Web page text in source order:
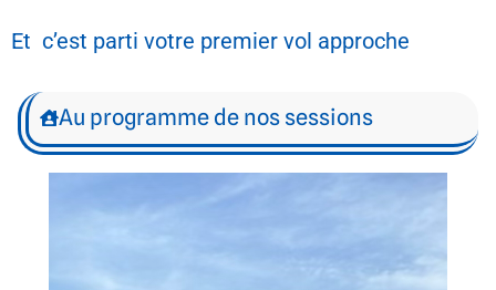
Et c’est parti votre premier vol approche
Au programme de nos sessions